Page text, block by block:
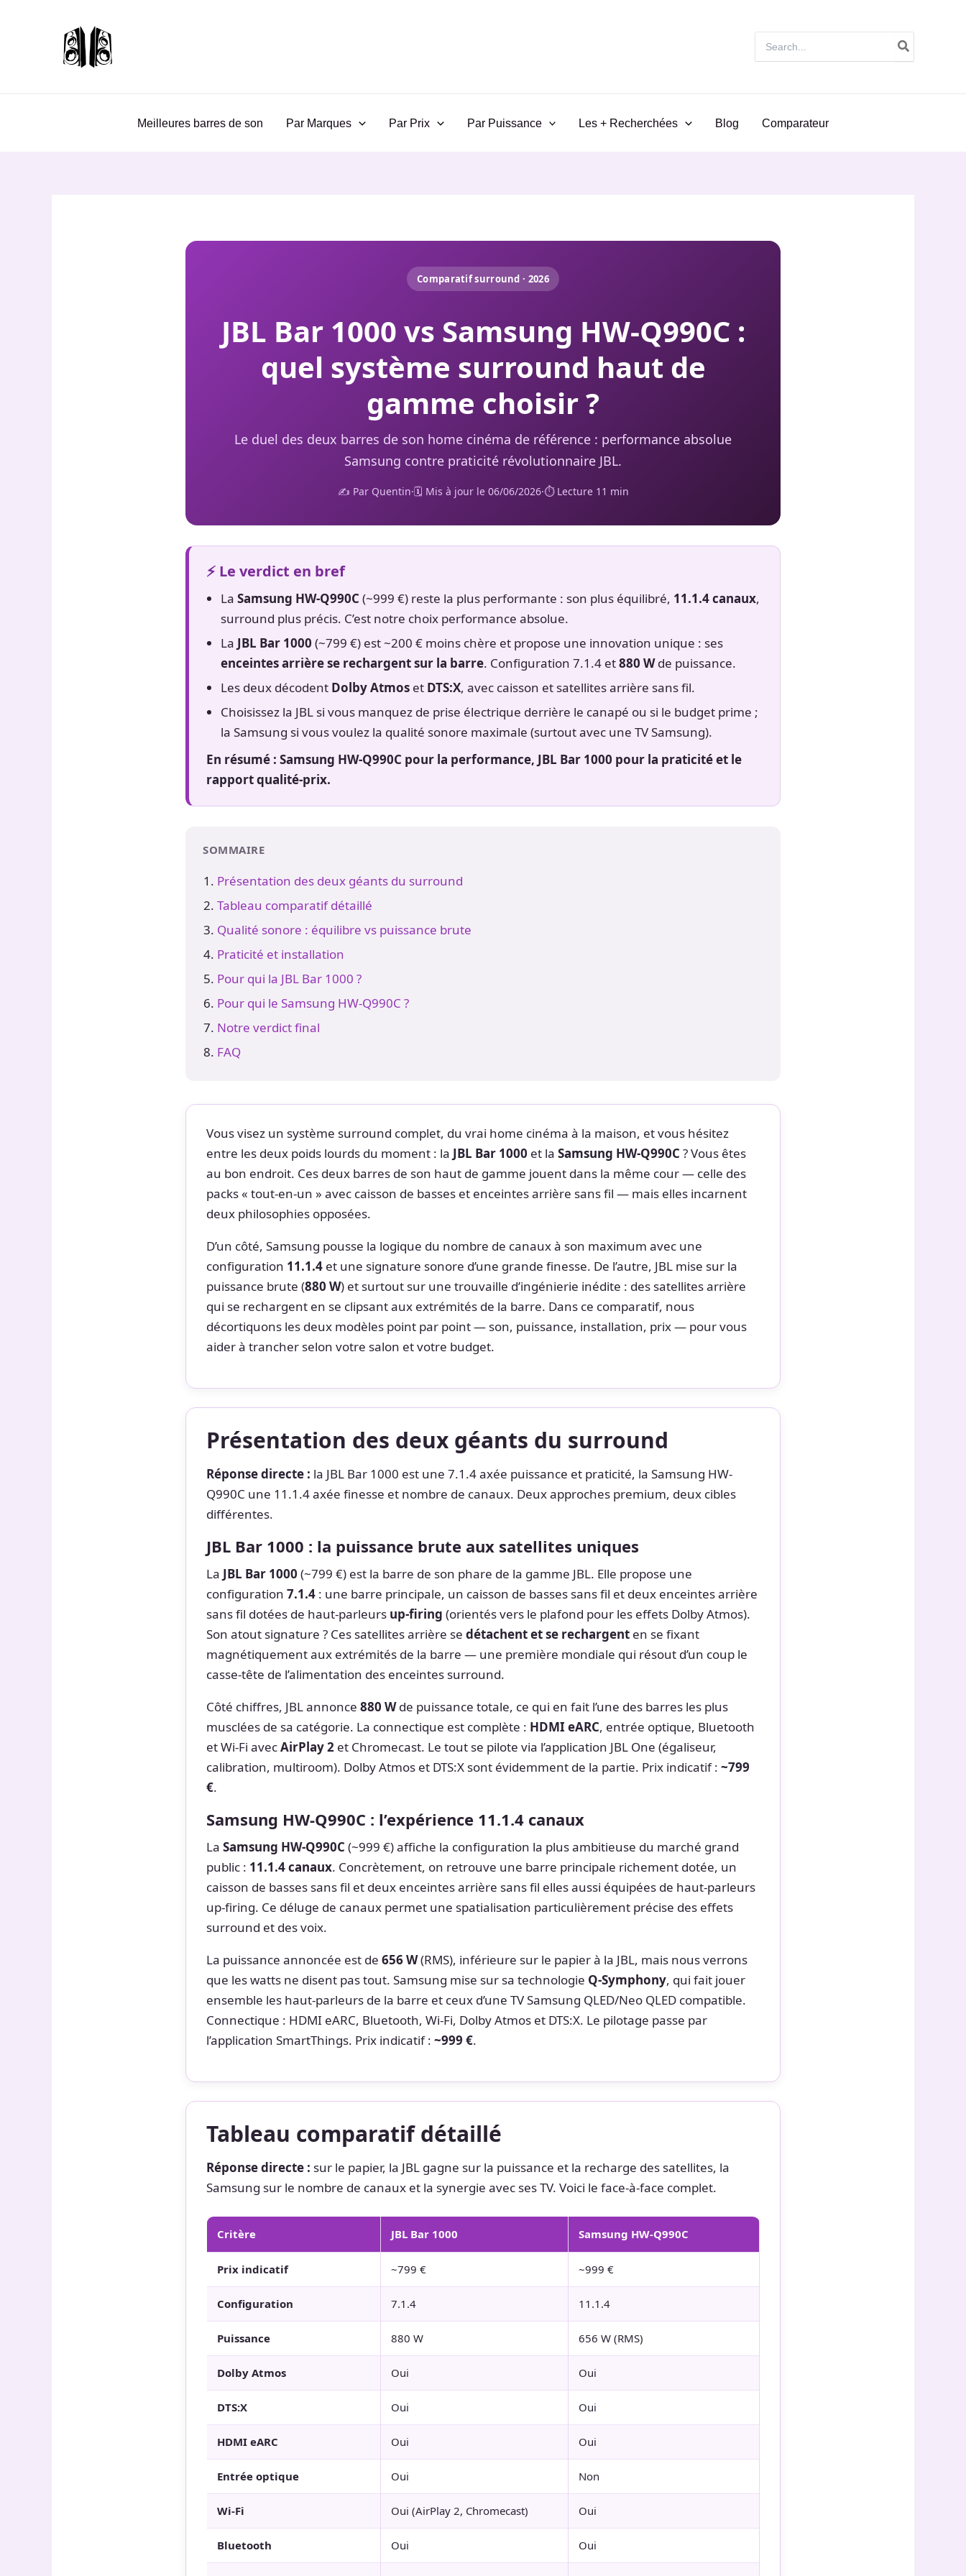
for:
Meilleures barres de son Par Marques Par Prix Par Puissance Les + Recherchées Blog Comparateur
Comparatif surround · 2026
JBL Bar 1000 vs Samsung HW-Q990C :
quel système surround haut de
gamme choisir ?
Le duel des deux barres de son home cinéma de référence : performance absolue
Samsung contre praticité révolutionnaire JBL.
✍️ Par Quentin·🗓️ Mis à jour le 06/06/2026·⏱️ Lecture 11 min
⚡ Le verdict en bref
La Samsung HW-Q990C (~999 €) reste la plus performante : son plus équilibré, 11.1.4 canaux,
surround plus précis. C’est notre choix performance absolue.
La JBL Bar 1000 (~799 €) est ~200 € moins chère et propose une innovation unique : ses
enceintes arrière se rechargent sur la barre. Configuration 7.1.4 et880 Wde puissance.
Les deux décodent Dolby Atmos et DTS:X, avec caisson et satellites arrière sans fil.
Choisissez la JBL si vous manquez de prise électrique derrière le canapé ou si le budget prime ;
la Samsung si vous voulez la qualité sonore maximale (surtout avec une TV Samsung).
En résumé : Samsung HW-Q990C pour la performance, JBL Bar 1000 pour la praticité et le
rapport qualité-prix.
SOMMAIRE
Présentation des deux géants du surround
Tableau comparatif détaillé
Qualité sonore : équilibre vs puissance brute
Praticité et installation
Pour qui la JBL Bar 1000 ?
Pour qui le Samsung HW-Q990C ?
Notre verdict final
FAQ
Vous visez un système surround complet, du vrai home cinéma à la maison, et vous hésitez
entre les deux poids lourds du moment : la JBL Bar 1000 et la Samsung HW-Q990C ? Vous êtes
au bon endroit. Ces deux barres de son haut de gamme jouent dans la même cour — celle des
packs « tout-en-un » avec caisson de basses et enceintes arrière sans fil — mais elles incarnent
deux philosophies opposées.
D’un côté, Samsung pousse la logique du nombre de canaux à son maximum avec une
configuration 11.1.4 et une signature sonore d’une grande finesse. De l’autre, JBL mise sur la
puissance brute (880 W) et surtout sur une trouvaille d’ingénierie inédite : des satellites arrière
qui se rechargent en se clipsant aux extrémités de la barre. Dans ce comparatif, nous
décortiquons les deux modèles point par point — son, puissance, installation, prix — pour vous
aider à trancher selon votre salon et votre budget.
Présentation des deux géants du surround
Réponse directe : la JBL Bar 1000 est une 7.1.4 axée puissance et praticité, la Samsung HW-
Q990C une 11.1.4 axée finesse et nombre de canaux. Deux approches premium, deux cibles
différentes.
JBL Bar 1000 : la puissance brute aux satellites uniques
La JBL Bar 1000 (~799 €) est la barre de son phare de la gamme JBL. Elle propose une
configuration 7.1.4 : une barre principale, un caisson de basses sans fil et deux enceintes arrière
sans fil dotées de haut-parleurs up-firing (orientés vers le plafond pour les effets Dolby Atmos).
Son atout signature ? Ces satellites arrière se détachent et se rechargent en se fixant
magnétiquement aux extrémités de la barre — une première mondiale qui résout d’un coup le
casse-tête de l’alimentation des enceintes surround.
Côté chiffres, JBL annonce 880 Wde puissance totale, ce qui en fait l’une des barres les plus
musclées de sa catégorie. La connectique est complète : HDMI eARC, entrée optique, Bluetooth
et Wi-Fi avecAirPlay 2 et Chromecast. Le tout se pilote via l’application JBL One (égaliseur,
calibration, multiroom). Dolby Atmos et DTS:X sont évidemment de la partie. Prix indicatif : ~799
€.
Samsung HW-Q990C : l’expérience 11.1.4 canaux
La Samsung HW-Q990C (~999 €) affiche la configuration la plus ambitieuse du marché grand
public : 11.1.4 canaux. Concrètement, on retrouve une barre principale richement dotée, un
caisson de basses sans fil et deux enceintes arrière sans fil elles aussi équipées de haut-parleurs
up-firing. Ce déluge de canaux permet une spatialisation particulièrement précise des effets
surround et des voix.
La puissance annoncée est de 656 W(RMS), inférieure sur le papier à la JBL, mais nous verrons
que les watts ne disent pas tout. Samsung mise sur sa technologie Q-Symphony, qui fait jouer
ensemble les haut-parleurs de la barre et ceux d’une TV Samsung QLED/Neo QLED compatible.
Connectique : HDMI eARC, Bluetooth, Wi-Fi, Dolby Atmos et DTS:X. Le pilotage passe par
l’application SmartThings. Prix indicatif : ~999 €.
Tableau comparatif détaillé
Réponse directe : sur le papier, la JBL gagne sur la puissance et la recharge des satellites, la
Samsung sur le nombre de canaux et la synergie avec ses TV. Voici le face-à-face complet.
Critère JBL Bar 1000 Samsung HW-Q990C
Prix indicatif ~799 € ~999 €
Configuration 7.1.4 11.1.4
Puissance 880 W 656 W (RMS)
Dolby Atmos Oui Oui
DTS:X Oui Oui
HDMI eARC Oui Oui
Entrée optique Oui Non
Wi-Fi Oui (AirPlay 2, Chromecast) Oui
Bluetooth Oui Oui